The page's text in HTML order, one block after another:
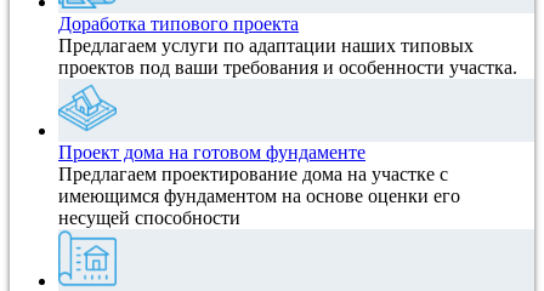
Доработка типового проекта
Предлагаем услуги по адаптации наших типовых
проектов под ваши требования и особенности участка.
Проект дома на готовом фундаменте
Предлагаем проектирование дома на участке с
имеющимся фундаментом на основе оценки его
несущей способности